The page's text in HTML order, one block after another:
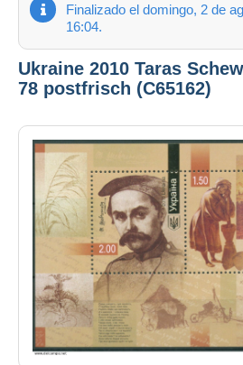
Finalizado el domingo, 2 de
16:04.
Ukraine 2010 Taras
78 postfrisch (C65162)